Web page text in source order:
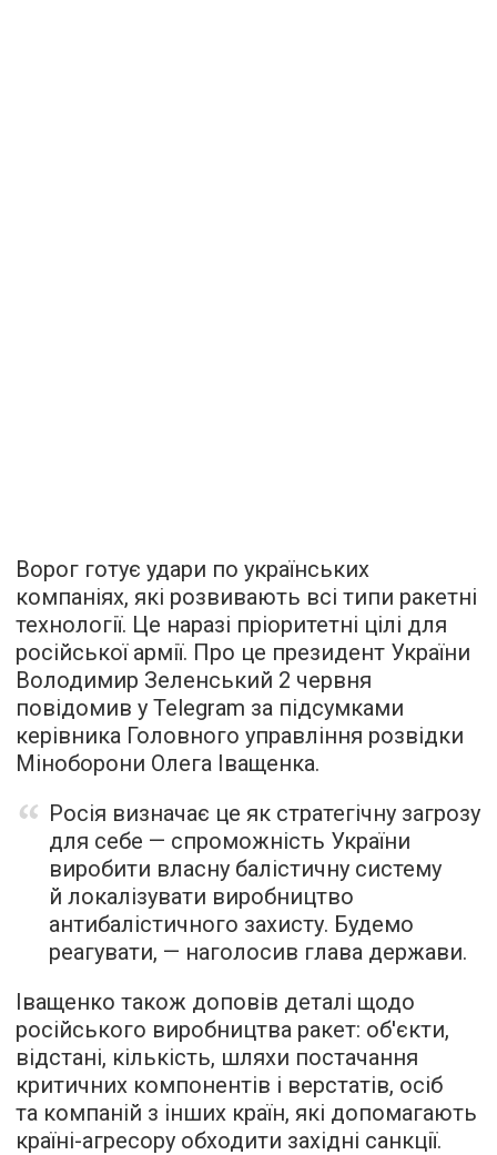
Ворог готує удари по українських
компаніях, які розвивають всі типи ракетні
технології. Це наразі пріоритетні цілі для
російської армії. Про це президент України
Володимир Зеленський 2 червня
повідомив у Telegram за підсумками
керівника Головного управління розвідки
Міноборони Олега Іващенка.
Росія визначає це як стратегічну загрозу
для себе — спроможність України
виробити власну балістичну систему
й локалізувати виробництво
антибалістичного захисту. Будемо
реагувати, — наголосив глава держави.
Іващенко також доповів деталі щодо
російського виробництва ракет: об'єкти,
відстані, кількість, шляхи постачання
критичних компонентів і верстатів, осіб
та компаній з інших країн, які допомагають
країні-агресору обходити західні санкції.